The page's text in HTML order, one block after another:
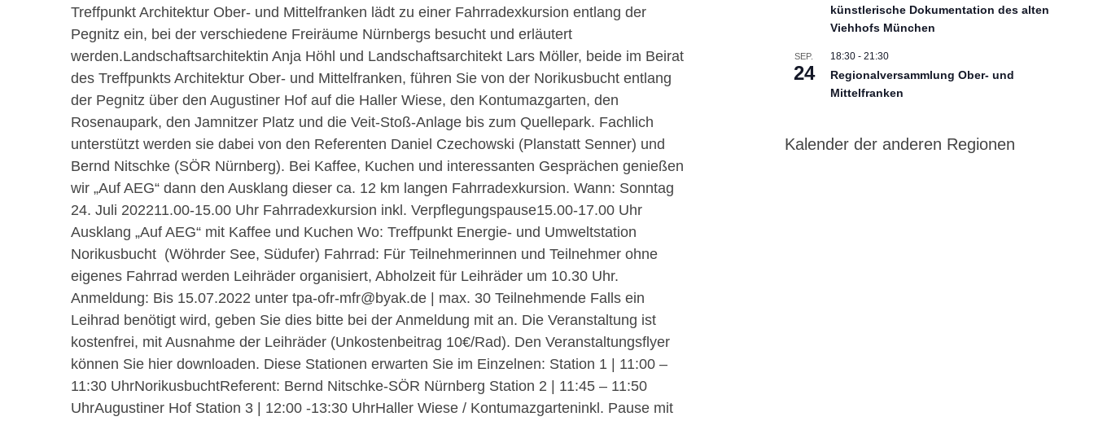
Treffpunkt Architektur Ober- und Mittelfranken lädt zu einer Fahrradexkursion entlang der
Pegnitz ein, bei der verschiedene Freiräume Nürnbergs besucht und erläutert
werden.Landschaftsarchitektin Anja Höhl und Landschaftsarchitekt Lars Möller, beide im Beirat
des Treffpunkts Architektur Ober- und Mittelfranken, führen Sie von der Norikusbucht entlang
der Pegnitz über den Augustiner Hof auf die Haller Wiese, den Kontumazgarten, den
Rosenaupark, den Jamnitzer Platz und die Veit-Stoß-Anlage bis zum Quellepark. Fachlich
unterstützt werden sie dabei von den Referenten Daniel Czechowski (Planstatt Senner) und
Bernd Nitschke (SÖR Nürnberg). Bei Kaffee, Kuchen und interessanten Gesprächen genießen
wir „Auf AEG“ dann den Ausklang dieser ca. 12 km langen Fahrradexkursion. Wann: Sonntag
24. Juli 202211.00-15.00 Uhr Fahrradexkursion inkl. Verpflegungspause15.00-17.00 Uhr
Ausklang „Auf AEG“ mit Kaffee und Kuchen Wo: Treffpunkt Energie- und Umweltstation
Norikusbucht (Wöhrder See, Südufer) Fahrrad: Für Teilnehmerinnen und Teilnehmer ohne
eigenes Fahrrad werden Leihräder organisiert, Abholzeit für Leihräder um 10.30 Uhr.
Anmeldung: Bis 15.07.2022 unter tpa-ofr-mfr@byak.de | max. 30 Teilnehmende Falls ein
Leihrad benötigt wird, geben Sie dies bitte bei der Anmeldung mit an. Die Veranstaltung ist
kostenfrei, mit Ausnahme der Leihräder (Unkostenbeitrag 10€/Rad). Den Veranstaltungsflyer
können Sie hier downloaden. Diese Stationen erwarten Sie im Einzelnen: Station 1 | 11:00 –
11:30 UhrNorikusbuchtReferent: Bernd Nitschke-SÖR Nürnberg Station 2 | 11:45 – 11:50
UhrAugustiner Hof Station 3 | 12:00 -13:30 UhrHaller Wiese / Kontumazgarteninkl. Pause mit
künstlerische Dokumentation des alten
Viehhofs München
SEP.
24
18:30- 21:30
Regionalversammlung Ober- und
Mittelfranken
Kalender der anderen Regionen